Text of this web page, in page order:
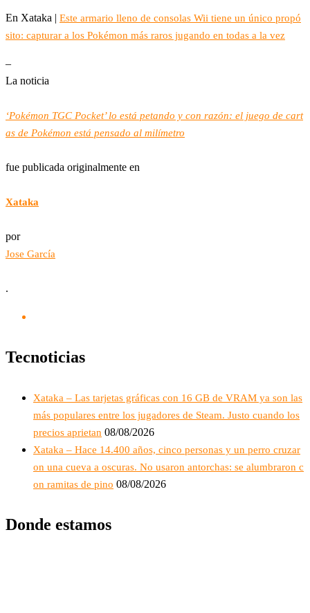
En Xataka | Este armario lleno de consolas Wii tiene un único propó
sito: capturar a los Pokémon más raros jugando en todas a la vez
–
La noticia
‘Pokémon TGC Pocket’ lo está petando y con razón: el juego de cart
as de Pokémon está pensado al milímetro
fue publicada originalmente en
Xataka
por
Jose García
.
Tecnoticias
Xataka – Las tarjetas gráficas con 16 GB de VRAM ya son las
más populares entre los jugadores de Steam. Justo cuando los
precios aprietan 08/08/2026
Xataka – Hace 14.400 años, cinco personas y un perro cruzar
on una cueva a oscuras. No usaron antorchas: se alumbraron c
on ramitas de pino 08/08/2026
Donde estamos